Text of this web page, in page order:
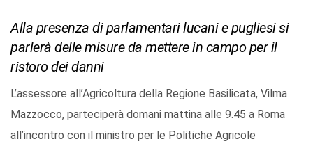
Alla presenza di parlamentari lucani e pugliesi si
parlerà delle misure da mettere in campo per il
ristoro dei danni
L’assessore all’Agricoltura della Regione Basilicata, Vilma
Mazzocco, parteciperà domani mattina alle 9.45 a Roma
all’incontro con il ministro per le Politiche Agricole